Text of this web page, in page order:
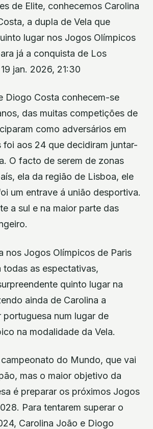
de Elite, conhecemos Carolina
a dupla de Vela que
lugar nos Jogos Olímpicos
já a conquista de Los
jan. 2026, 21:30
Diogo Costa conhecem-se
das muitas competições de
como adversários em
foi aos 24 que decidiram juntar-
O facto de serem de zonas
ela da região de Lisboa, ele
um entrave á união desportiva.
a sul e na maior parte das
nos Jogos Olímpicos de Paris
todas as espectativas,
quinto lugar na
ainda de Carolina a
portuguesa num lugar de
na modalidade da Vela.
do Mundo, que vai
mas o maior objetivo da
é preparar os próximos Jogos
Para tentarem superar o
Carolina João e Diogo